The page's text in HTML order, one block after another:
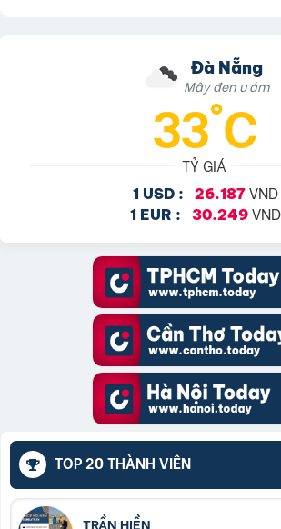
Đà Nẵng
Mây đen u ám
33°C
TỶ GIÁ
1 USD : 26.187 VND
1 EUR : 30.249 VND
TOP 20 THÀNH VIÊN
TRẦN HIỀN